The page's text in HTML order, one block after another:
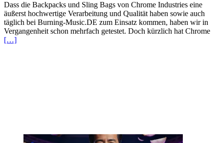
Dass die Backpacks und Sling Bags von Chrome Industries eine
äußerst hochwertige Verarbeitung und Qualität haben sowie auch
täglich bei Burning-Music.DE zum Einsatz kommen, haben wir in
Vergangenheit schon mehrfach getestet. Doch kürzlich hat Chrome
[…]